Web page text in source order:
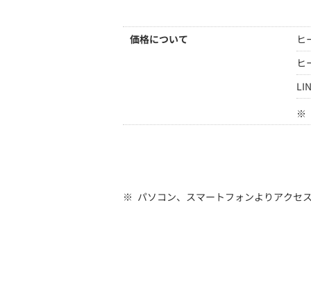
価格について
ヒ
ヒ
※
※ パソコン、スマートフォンよりアクセ